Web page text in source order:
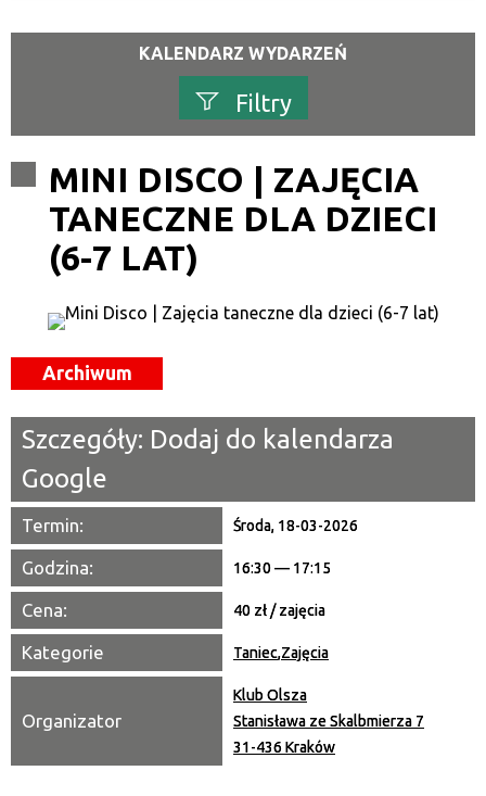
KALENDARZ WYDARZEŃ
Filtry
Kategoria
Trwające w zakresie
Promowane
MINI DISCO | ZAJĘCIA
TANECZNE DLA DZIECI
(6-7 LAT)
Archiwum
Szczegóły: Dodaj do kalendarza
Google
Termin: Środa, 18-03-2026
Godzina: 16:30 — 17:15
Cena: 40 zł / zajęcia
Kategorie Taniec,Zajęcia
Organizator
Klub Olsza
Stanisława ze Skalbmierza 7
31-436 Kraków